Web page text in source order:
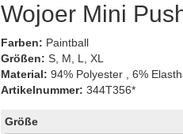
Wojoer Mini
Farben: Paintball
Größen: S, M, L, XL
Material: 94% Polyester , 6%
Artikelnummer: 344T356*
Größe